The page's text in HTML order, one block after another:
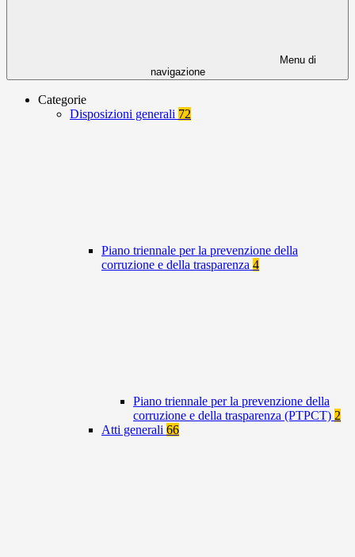
Menu di
navigazione
Categorie
Disposizioni generali 72
Piano triennale per la prevenzione della
corruzione e della trasparenza 4
Piano triennale per la prevenzione della
corruzione e della trasparenza (PTPCT) 2
Atti generali 66